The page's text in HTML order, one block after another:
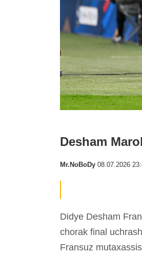
Desham
Mr.NoBoDy 08.07.2026
Didye Desham
chorak final
Fransuz